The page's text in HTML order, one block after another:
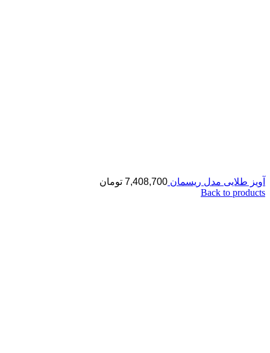
آویز طلایی مدل ریسمان 7,408,700 تومان
Back to products